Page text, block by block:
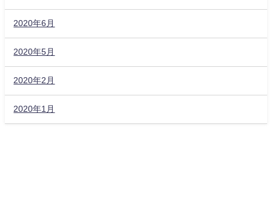
2020年6月
2020年5月
2020年2月
2020年1月